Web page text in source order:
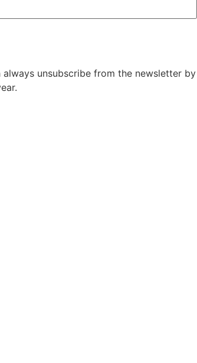
unsubscribe from the newsletter by